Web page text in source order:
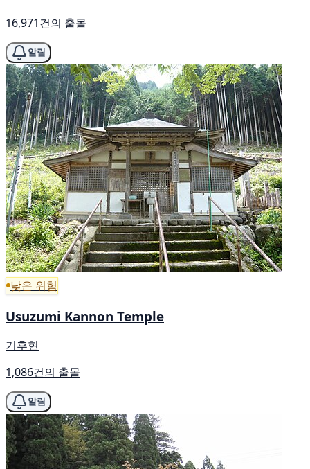
16,971건의 출몰
알림
낮은 위험
Usuzumi Kannon Temple
기후현
1,086건의 출몰
알림